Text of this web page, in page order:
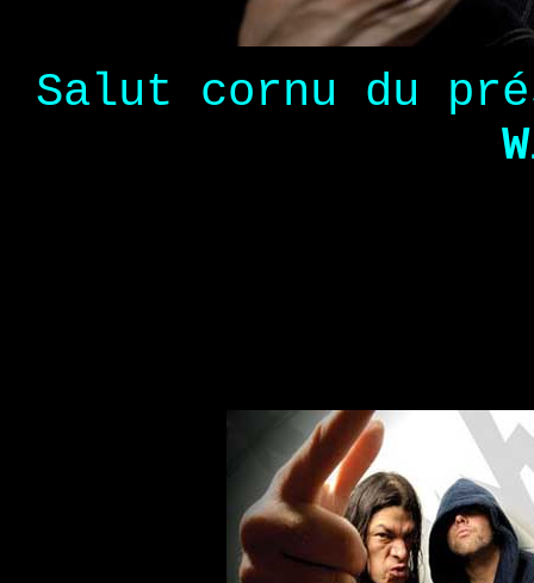
Salut cornu du